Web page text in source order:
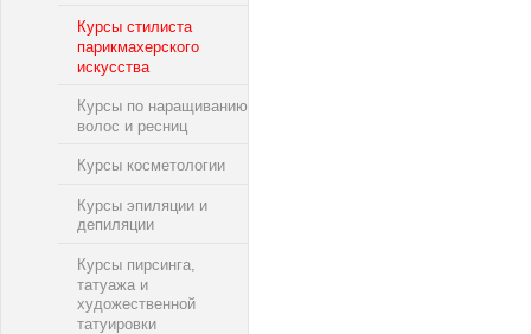
Курсы стилиста
парикмахерского
искусства
Курсы по наращиванию
волос и ресниц
Курсы косметологии
Курсы эпиляции и
депиляции
Курсы пирсинга,
татуажа и
художественной
татуировки